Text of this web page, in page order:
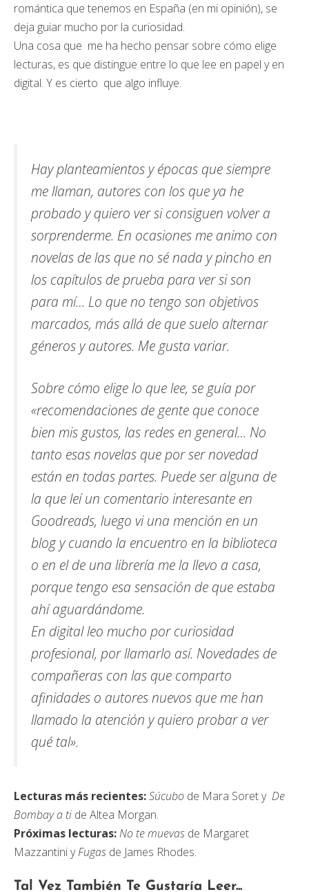
romántica que tenemos en España (en mi opinión), se
deja guiar mucho por la curiosidad.
Una cosa que me ha hecho pensar sobre cómo elige
lecturas, es que distingue entre lo que lee en papel y en
digital. Y es cierto que algo influye.
Hay planteamientos y épocas que siempre
me llaman, autores con los que ya he
probado y quiero ver si consiguen volver a
sorprenderme. En ocasiones me animo con
novelas de las que no sé nada y pincho en
los capítulos de prueba para ver si son
para mí… Lo que no tengo son objetivos
marcados, más allá de que suelo alternar
géneros y autores. Me gusta variar.
Sobre cómo elige lo que lee, se guía por
«recomendaciones de gente que conoce
bien mis gustos, las redes en general… No
tanto esas novelas que por ser novedad
están en todas partes. Puede ser alguna de
la que leí un comentario interesante en
Goodreads, luego vi una mención en un
blog y cuando la encuentro en la biblioteca
o en el de una librería me la llevo a casa,
porque tengo esa sensación de que estaba
ahí aguardándome.
En digital leo mucho por curiosidad
profesional, por llamarlo así. Novedades de
compañeras con las que comparto
afinidades o autores nuevos que me han
llamado la atención y quiero probar a ver
qué tal».
Lecturas más recientes:Súcubo de Mara Soret y De
Bombay a ti de Altea Morgan.
Próximas lecturas:No te muevas de Margaret
Mazzantini yFugas de James Rhodes.
Tal Vez También Te Gustaría Leer...